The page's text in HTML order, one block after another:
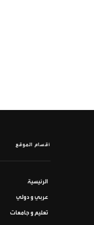
أقسام الموقع
الرئيسية
عربي و دولي
تعليم و جامعات